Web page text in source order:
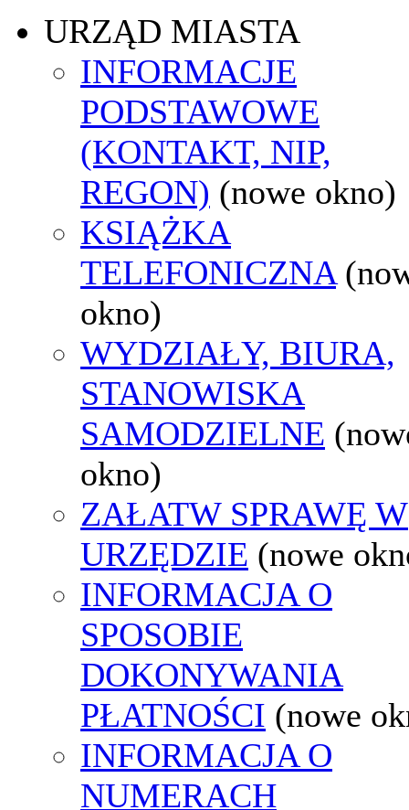
URZĄD MIASTA
INFORMACJE
PODSTAWOWE
(KONTAKT, NIP,
REGON) (nowe okno)
KSIĄŻKA
TELEFONICZNA
okno)
WYDZIAŁY, BIURA,
STANOWISKA
SAMODZIELNE
okno)
ZAŁATW SPRAWĘ W
URZĘDZIE (nowe
INFORMACJA O
SPOSOBIE
DOKONYWANIA
PŁATNOŚCI (nowe
INFORMACJA O
NUMERACH